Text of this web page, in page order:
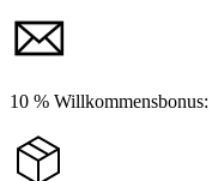
10 % Willkommensbonus: